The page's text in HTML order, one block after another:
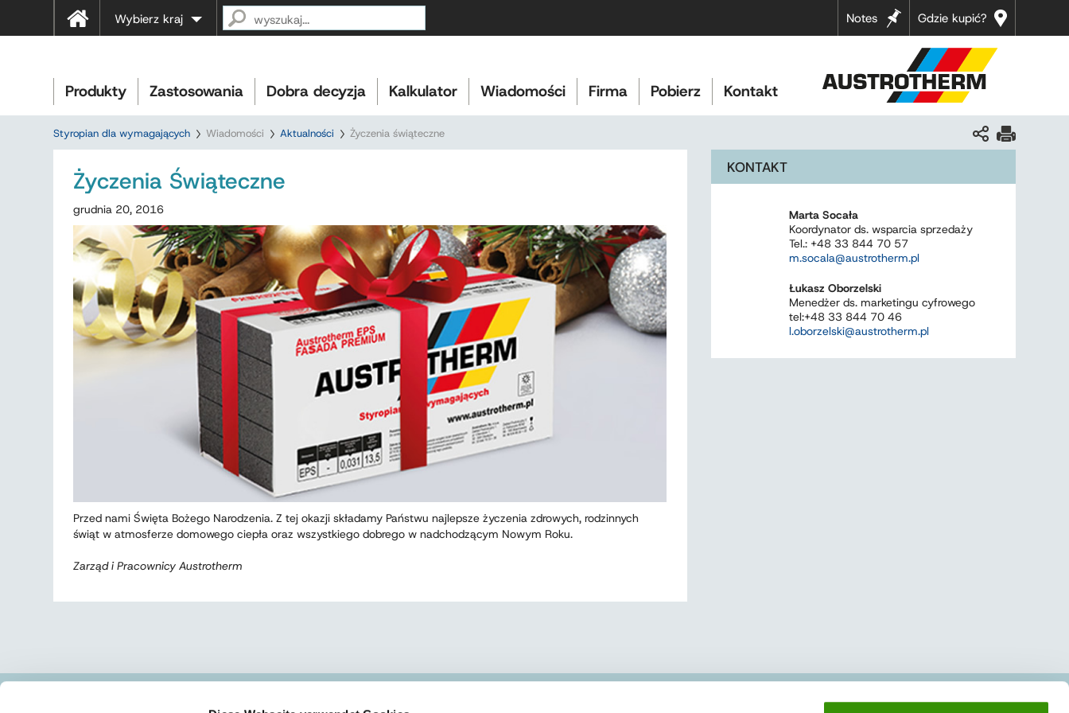
Gdzie kupić?
Notes
Wybierz kraj
Produkty Zastosowania Dobra decyzja Kalkulator Wiadomości Firma Pobierz Kontakt
Styropian dla wymagających Wiadomości Aktualności Życzenia świąteczne
Życzenia Świąteczne
grudnia 20, 2016
Przed nami Święta Bożego Narodzenia. Z tej okazji składamy Państwu najlepsze życzenia zdrowych, rodzinnych
świąt w atmosferze domowego ciepła oraz wszystkiego dobrego w nadchodzącym Nowym Roku.
Zarząd i Pracownicy Austrotherm
KONTAKT
Marta Socała
Koordynator ds. wsparcia sprzedaży
Tel.: +48 33 844 70 57
m.socala@austrotherm.pl
Łukasz Oborzelski
Menedżer ds. marketingu cyfrowego
tel:+48 33 844 70 46
l.oborzelski@austrotherm.pl